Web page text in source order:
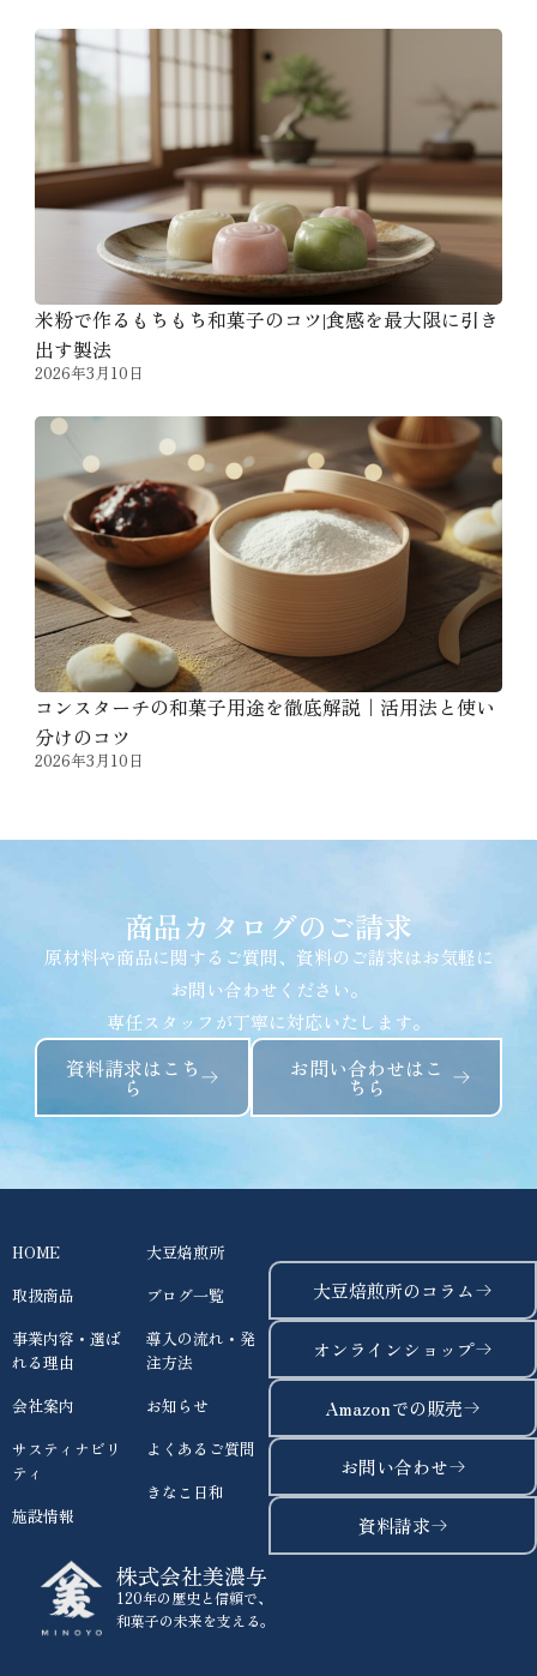
米粉で作るもちもち和菓子のコツ|食感を最大限に引き
出す製法
2026年3月10日
コンスターチの和菓子用途を徹底解説｜活用法と使い
分けのコツ
2026年3月10日
商品カタログのご請求
原材料や商品に関するご質問、資料のご請求はお気軽に
お問い合わせください。
専任スタッフが丁寧に対応いたします。
資料請求はこち
ら
お問い合わせはこ
ちら
株式会社美濃与
120年の歴史と信頼で、
和菓子の未来を支える。
HOME
取扱商品
事業内容・選ば
れる理由
会社案内
サスティナビリ
ティ
施設情報
大豆焙煎所
ブログ一覧
導入の流れ・発
注方法
お知らせ
よくあるご質問
きなこ日和
大豆焙煎所のコラム
オンラインショップ
Amazonでの販売
お問い合わせ
資料請求